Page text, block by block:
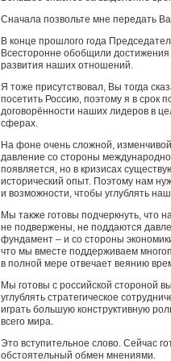
Сначала позвольте мне передать
В конце прошлого года
Всесторонне обобщили
развития наших отношений.
Я тоже присутствовал, Вы тогда
посетить Россию, поэтому я в срок
договорённости наших лидеров в
сферах.
На фоне очень сложной,
давление со стороны
появляется, но в кризисах
исторический опыт. Поэтому нам
и возможности, чтобы углублять
Мы также готовы подчеркнуть, что
не подвержены, не поддаются
фундамент – и со стороны
что мы вместе поддерживаем
в полной мере отвечает веянию
Мы готовы с российской стороной
углублять стратегическое
играть большую конструктивную
всего мира.
Это вступительное слово. Сейчас
обстоятельный обмен мнениями.